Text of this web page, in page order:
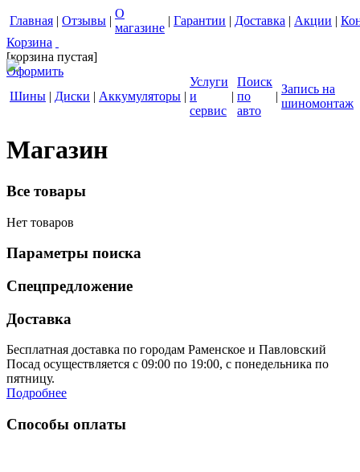
Главная | Отзывы |
О
магазине
| Гарантии | Доставка | Акции |
Корзина
[корзина пустая]
Оформить
Шины | Диски | Аккумуляторы |
Услуги
и
сервис
|
Поиск
по
авто
|
Запись на
шиномонтаж
Магазин
Все товары
Нет товаров
Параметры поиска
Спецпредложение
Доставка
Бесплатная доставка по городам Раменское и Павловский
Посад осуществляется с 09:00 по 19:00, с понедельника по
пятницу.
Подробнее
Способы оплаты